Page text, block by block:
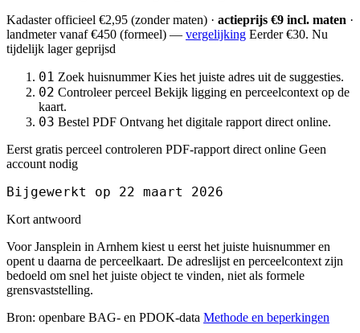
Kadaster officieel €2,95 (zonder maten) · actieprijs €9 incl. maten ·
landmetervanaf €450 (formeel) — vergelijking Eerder €30. Nu
tijdelijk lager geprijsd
01 Zoek huisnummer Kies het juiste adres uit de suggesties.
02 Controleer perceel Bekijk ligging en perceelcontext op de
kaart.
03 Bestel PDF Ontvang het digitale rapport direct online.
Eerst gratis perceel controleren PDF-rapport direct online Geen
account nodig
Bijgewerkt op 22 maart 2026
Kort antwoord
Voor Jansplein in Arnhem kiest u eerst het juiste huisnummer en
opent u daarna de perceelkaart. De adreslijst en perceelcontext zijn
bedoeld om snel het juiste object te vinden, niet als formele
grensvaststelling.
Bron: openbare BAG- en PDOK-data Methode en beperkingen